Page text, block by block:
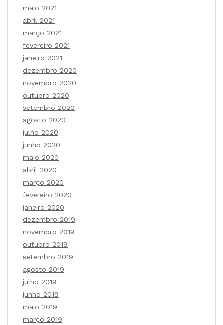
maio 2021
abril 2021
março 2021
fevereiro 2021
janeiro 2021
dezembro 2020
novembro 2020
outubro 2020
setembro 2020
agosto 2020
julho 2020
junho 2020
maio 2020
abril 2020
março 2020
fevereiro 2020
janeiro 2020
dezembro 2019
novembro 2019
outubro 2019
setembro 2019
agosto 2019
julho 2019
junho 2019
maio 2019
março 2019